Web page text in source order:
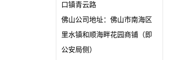
口镇青云路
佛山公司地址：佛山市南海区
里水镇和顺海畔花园商铺（即
公安局侧）